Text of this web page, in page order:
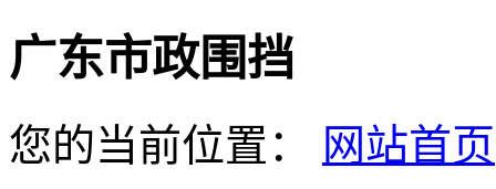
广东市政围挡
您的当前位置： 网站首页